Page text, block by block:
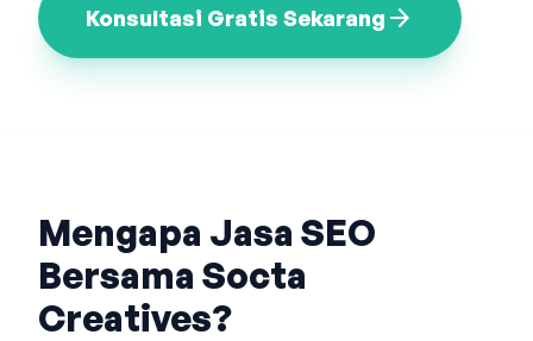
Konsultasi Gratis Sekarang arrow_forward
Mengapa Jasa SEO
Bersama Socta
Creatives?